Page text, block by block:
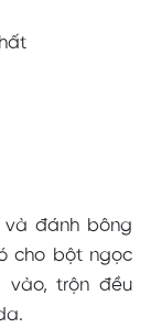
và đánh bông
cho bột ngọc
vào, trộn đều